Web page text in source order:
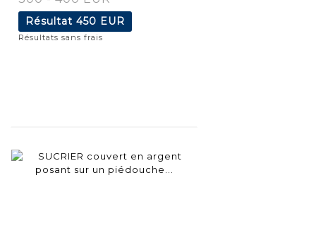
Résultat 450 EUR
Résultats sans frais